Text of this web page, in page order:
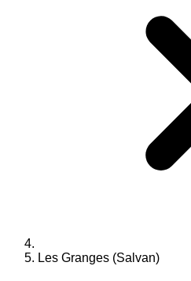
Les Granges (Salvan)